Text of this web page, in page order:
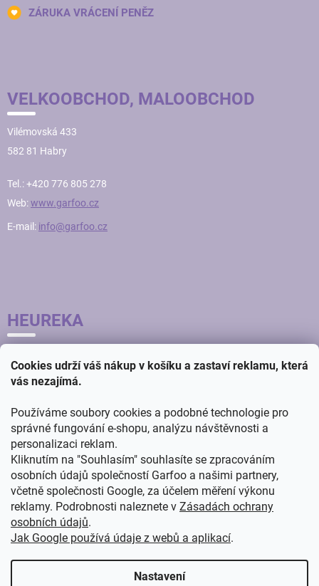
Cookies udrží váš nákup v košíku a zastaví reklamu, která
vás nezajímá.
Používáme soubory cookies a podobné technologie pro
správné fungování e-shopu, analýzu návštěvnosti a
personalizaci reklam.
Kliknutím na "Souhlasím" souhlasíte se zpracováním
osobních údajů společností Garfoo a našimi partnery,
včetně společnosti Google, za účelem měření výkonu
reklamy. Podrobnosti naleznete v Zásadách ochrany
osobních údajů.
Jak Google používá údaje z webů a aplikací.
Nastavení
ZÁRUKA VRÁCENÍ PENĚZ
VELKOOBCHOD, MALOOBCHOD
Vilémovská 433
582 81 Habry
Tel.: +420 776 805 278
Web:www.garfoo.cz
E-mail: info@garfoo.cz
HEUREKA